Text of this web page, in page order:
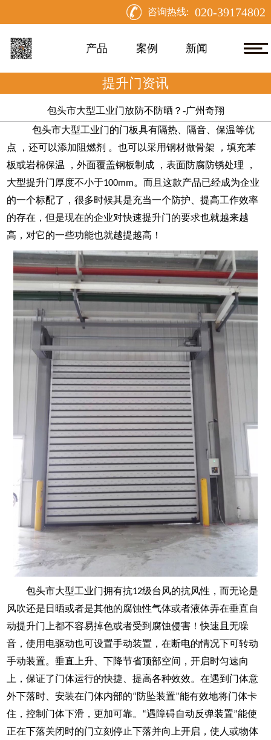
咨询热线: 020-39174802
产品 案例 新闻
提升门资讯
包头市大型工业门放防不防晒？-广州奇翔
包头市大型工业门的门板具有隔热、隔音、保温等优
点
，还可以添加阻燃剂 。也可以采用钢材做骨架 ，填充苯
板或岩棉保温 ，外面覆盖钢板制成 ，表面防腐防锈处理 ，
大型提升门厚度不小于100mm。而且这款产品已经成为企业
的一个标配了，很多时候其是充当一个防护、提高工作效率
的存在，但是现在的企业对快速提升门的要求也就越来越
高，对它的一些功能也就越提越高！
包头市大型工业门拥有抗12级台风的抗风性，而无论是
风吹还是日晒或者是其他的腐蚀性气体或者液体弄在垂直自
动提升门上都不容易掉色或者受到腐蚀侵害！快速且无噪
音，使用电驱动也可设置手动装置，在断电的情况下可转动
手动装置。垂直上升、下降节省顶部空间，开启时匀速向
上，保证了门体运行的快捷、提高各种效效。在遇到门体意
外下落时、安装在门体内部的“防坠装置”能有效地将门体卡
住，控制门体下滑，更加可靠。 “遇障碍自动反弹装置”能使
正在下落关闭时的门立刻停止下落并向上开启，使人或物体